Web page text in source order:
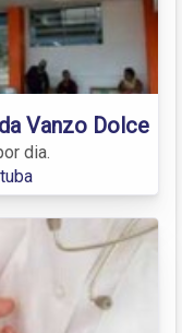
Vanzo Dolce
dia.